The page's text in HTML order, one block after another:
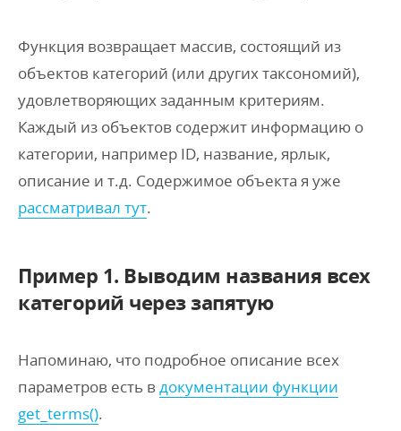
Функция возвращает массив, состоящий из
объектов категорий (или других таксономий),
удовлетворяющих заданным критериям.
Каждый из объектов содержит информацию о
категории, например ID, название, ярлык,
описание и т.д. Содержимое объекта я уже
рассматривал тут.
Пример 1. Выводим названия всех
категорий через запятую
Напоминаю, что подробное описание всех
параметров есть в документации функции
get_terms().